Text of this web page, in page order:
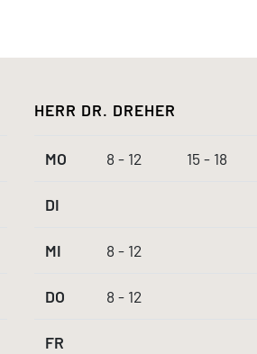
HERR DR. DREHER
MO 8 - 12 15 - 18
DI
MI 8 - 12
DO 8 - 12
FR